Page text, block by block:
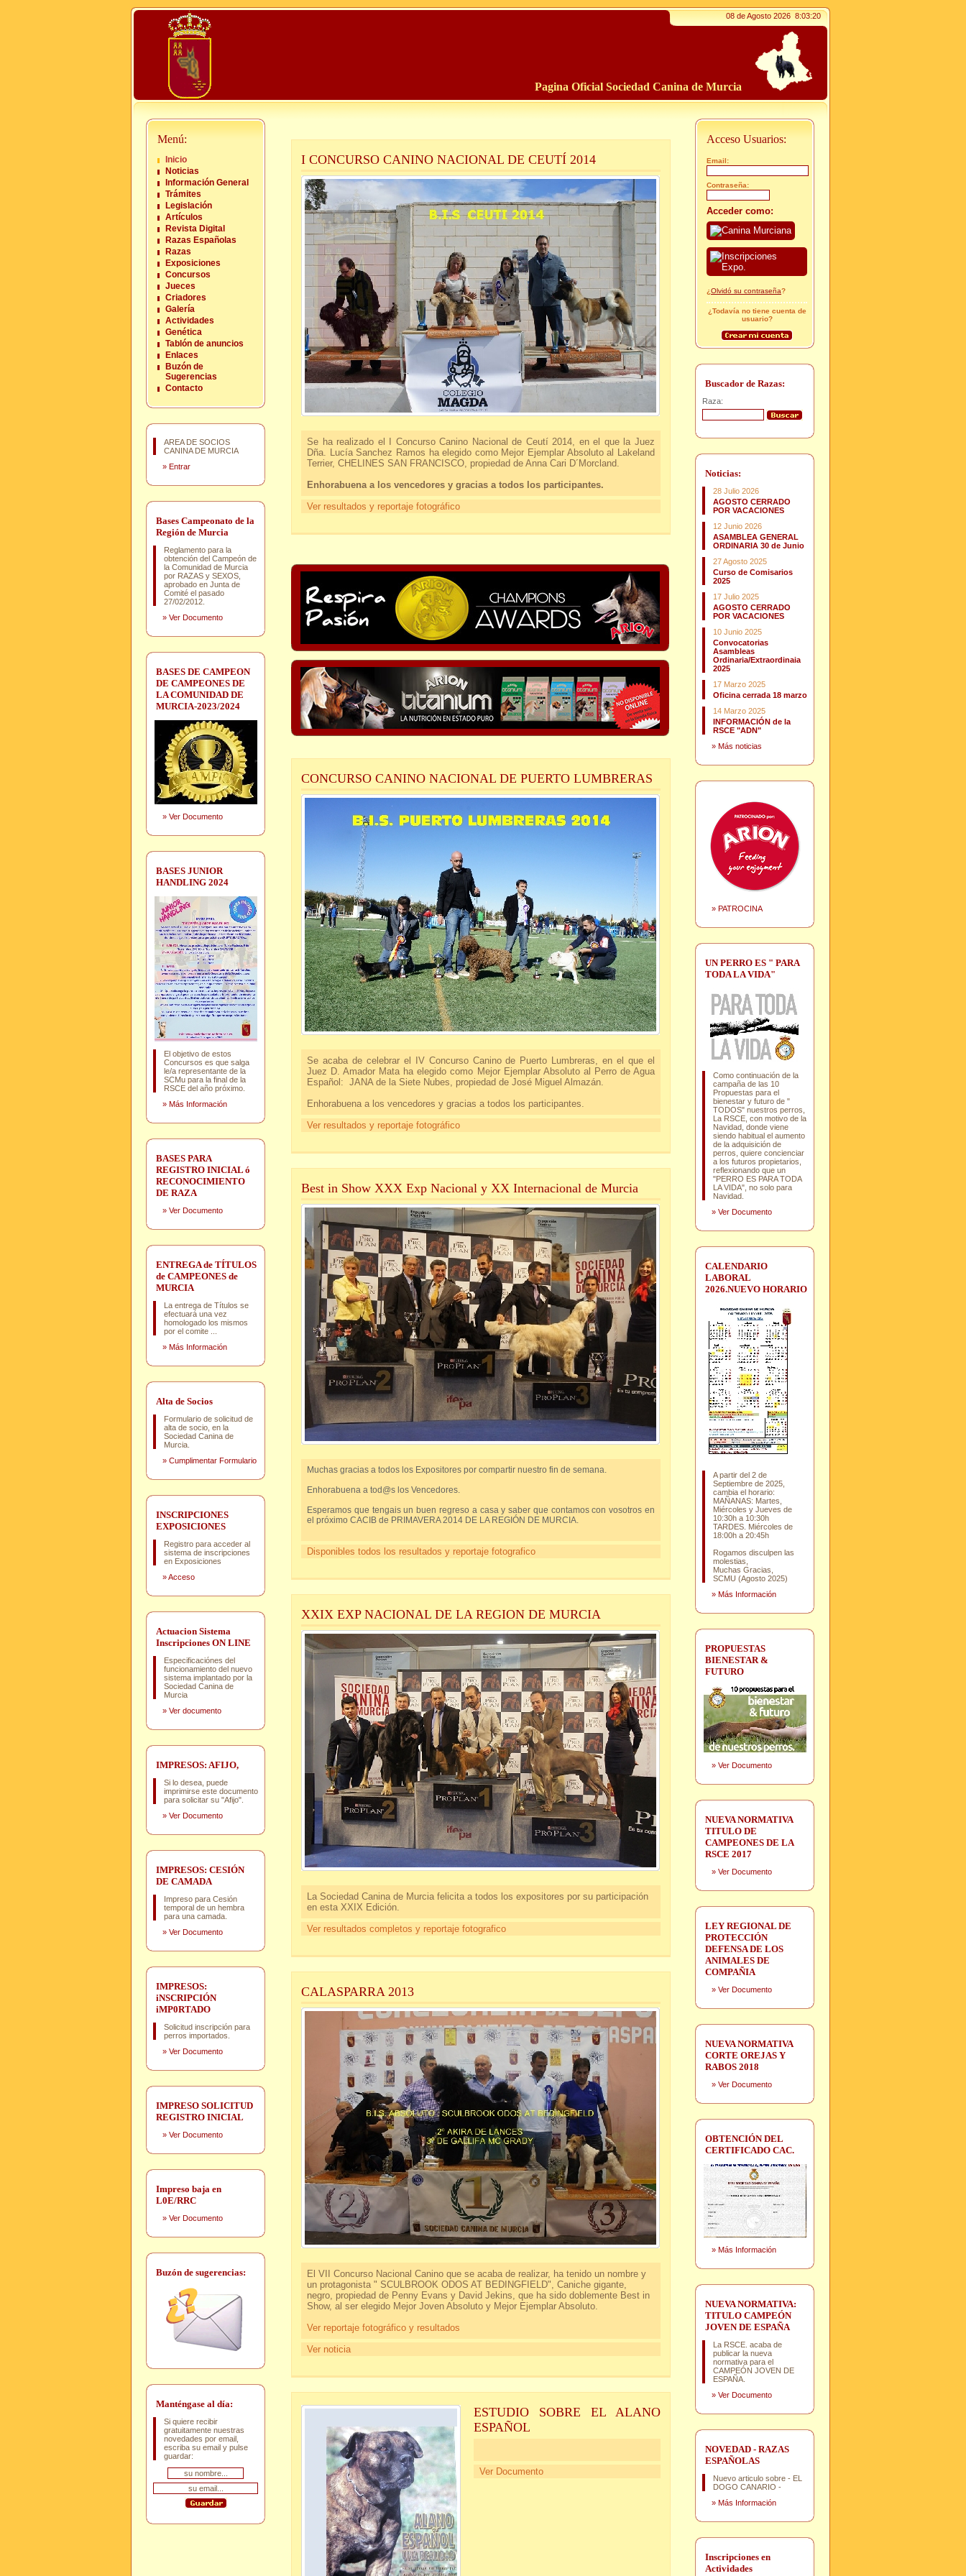
08 de Agosto 2026 8:03:22
Pagina Oficial Sociedad Canina de Murcia
Menú:
Inicio
Noticias
Información General
Trámites
Legislación
Artículos
Revista Digital
Razas Españolas
Razas
Exposiciones
Concursos
Jueces
Criadores
Galería
Actividades
Genética
Tablón de anuncios
Enlaces
Buzón de
Sugerencias
Contacto
AREA DE SOCIOS
CANINA DE MURCIA
» Entrar
Bases Campeonato de la
Región de Murcia
Reglamento para la
obtención del Campeón de
la Comunidad de Murcia
por RAZAS y SEXOS,
aprobado en Junta de
Comité el pasado
27/02/2012.
» Ver Documento
BASES DE CAMPEON
DE CAMPEONES DE
LA COMUNIDAD DE
MURCIA-2023/2024
» Ver Documento
BASES JUNIOR
HANDLING 2024
El objetivo de estos
Concursos es que salga
le/a representante de la
SCMu para la final de la
RSCE del año próximo.
» Más Información
BASES PARA
REGISTRO INICIAL ó
RECONOCIMIENTO
DE RAZA
» Ver Documento
ENTREGA de TÍTULOS
de CAMPEONES de
MURCIA
La entrega de Títulos se
efectuará una vez
homologado los mismos
por el comite ...
» Más Información
Alta de Socios
Formulario de solicitud de
alta de socio, en la
Sociedad Canina de
Murcia.
» Cumplimentar Formulario
INSCRIPCIONES
EXPOSICIONES
Registro para acceder al
sistema de inscripciones
en Exposiciones
»Acceso
Actuacion Sistema
Inscripciones ON LINE
Especificaciónes del
funcionamiento del nuevo
sistema implantado por la
Sociedad Canina de
Murcia
» Ver documento
IMPRESOS: AFIJO,
Si lo desea, puede
imprimirse este documento
para solicitar su "Afijo".
» Ver Documento
IMPRESOS: CESIÓN
DE CAMADA
Impreso para Cesión
temporal de un hembra
para una camada.
» Ver Documento
IMPRESOS:
iNSCRIPCIÓN
iMP0RTADO
Solicitud inscripción para
perros importados.
» Ver Documento
IMPRESO SOLICITUD
REGISTRO INICIAL
» Ver Documento
Impreso baja en
L0E/RRC
» Ver Documento
Buzón de sugerencias:
Manténgase al día:
Si quiere recibir
gratuitamente nuestras
novedades por email,
escriba su email y pulse
guardar:
I CONCURSO CANINO NACIONAL DE CEUTÍ 2014
Se ha realizado el I Concurso Canino Nacional de Ceutí 2014, en el que la Juez
Dña. Lucía Sanchez Ramos ha elegido como Mejor Ejemplar Absoluto al Lakeland
Terrier, CHELINES SAN FRANCISCO, propiedad de Anna Cari D´Morcland.
Enhorabuena a los vencedores y gracias a todos los participantes.
Ver resultados y reportaje fotográfico
CONCURSO CANINO NACIONAL DE PUERTO LUMBRERAS
Se acaba de celebrar el IV Concurso Canino de Puerto Lumbreras, en el que el
Juez D. Amador Mata ha elegido como Mejor Ejemplar Absoluto al Perro de Agua
Español: JANA de la Siete Nubes, propiedad de José Miguel Almazán.
Enhorabuena a los vencedores y gracias a todos los participantes.
Ver resultados y reportaje fotográfico
Best in Show XXX Exp Nacional y XX Internacional de Murcia
Muchas gracias a todos los Expositores por compartir nuestro fin de semana.
Enhorabuena a tod@s los Vencedores.
Esperamos que tengais un buen regreso a casa y saber que contamos con vosotros en
el próximo CACIB de PRIMAVERA 2014 DE LA REGIÓN DE MURCIA.
Disponibles todos los resultados y reportaje fotografico
XXIX EXP NACIONAL DE LA REGION DE MURCIA
La Sociedad Canina de Murcia felicita a todos los expositores por su participación
en esta XXIX Edición.
Ver resultados completos y reportaje fotografico
CALASPARRA 2013
El VII Concurso Nacional Canino que se acaba de realizar, ha tenido un nombre y
un protagonista " SCULBROOK ODOS AT BEDINGFIELD", Caniche gigante,
negro, propiedad de Penny Evans y David Jekins, que ha sido doblemente Best in
Show, al ser elegido Mejor Joven Absoluto y Mejor Ejemplar Absoluto.
Ver reportaje fotográfico y resultados
Ver noticia
ESTUDIO SOBRE EL ALANO
ESPAÑOL
Ver Documento
Acceso Usuarios:
Email:
Contraseña:
Acceder como:
¿Olvidó su contraseña?
¿Todavía no tiene cuenta de
usuario?
Buscador de Razas:
Raza:
Noticias:
28 Julio 2026
AGOSTO CERRADO
POR VACACIONES
12 Junio 2026
ASAMBLEA GENERAL
ORDINARIA 30 de Junio
27 Agosto 2025
Curso de Comisarios
2025
17 Julio 2025
AGOSTO CERRADO
POR VACACIONES
10 Junio 2025
Convocatorias
Asambleas
Ordinaria/Extraordinaia
2025
17 Marzo 2025
Oficina cerrada 18 marzo
14 Marzo 2025
INFORMACIÓN de la
RSCE "ADN"
» Más noticias
» PATROCINA
UN PERRO ES " PARA
TODA LA VIDA"
Como continuación de la
campaña de las 10
Propuestas para el
bienestar y futuro de "
TODOS" nuestros perros,
La RSCE, con motivo de la
Navidad, donde viene
siendo habitual el aumento
de la adquisición de
perros, quiere concienciar
a los futuros propietarios,
reflexionando que un
"PERRO ES PARA TODA
LA VIDA", no solo para
Navidad.
» Ver Documento
CALENDARIO
LABORAL
2026.NUEVO HORARIO
A partir del 2 de
Septiembre de 2025,
cambia el horario:
MAÑANAS: Martes,
Miércoles y Jueves de
10:30h a 10:30h
TARDES. Miércoles de
18:00h a 20:45h
Rogamos disculpen las
molestias,
Muchas Gracias,
SCMU (Agosto 2025)
» Más Información
PROPUESTAS
BIENESTAR &
FUTURO
» Ver Documento
NUEVA NORMATIVA
TITULO DE
CAMPEONES DE LA
RSCE 2017
» Ver Documento
LEY REGIONAL DE
PROTECCIÓN
DEFENSA DE LOS
ANIMALES DE
COMPAÑIA
» Ver Documento
NUEVA NORMATIVA
CORTE OREJAS Y
RABOS 2018
» Ver Documento
OBTENCIÓN DEL
CERTIFICADO CAC.
» Más Información
NUEVA NORMATIVA:
TITULO CAMPEÓN
JOVEN DE ESPAÑA
La RSCE. acaba de
publicar la nueva
normativa para el
CAMPEÓN JOVEN DE
ESPAÑA.
» Ver Documento
NOVEDAD - RAZAS
ESPAÑOLAS
Nuevo articulo sobre - EL
DOGO CANARIO -
» Más Información
Inscripciones en
Actividades